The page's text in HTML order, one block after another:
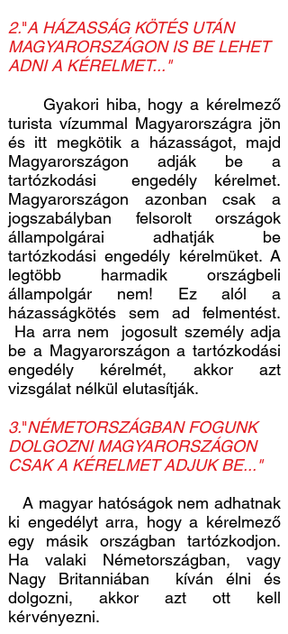
2."A HÁZASSÁG KÖTÉS UTÁN
MAGYARORSZÁGON IS BE LEHET
ADNI A KÉRELMET..."
Gyakori hiba, hogy a kérelmező
turista vízummal Magyarországra jön
és itt megkötik a házasságot, majd
Magyarországon adják be a
tartózkodási engedély kérelmet.
Magyarországon azonban csak a
jogszabályban felsorolt országok
állampolgárai adhatják be
tartózkodási engedély kérelmüket. A
legtöbb harmadik országbeli
állampolgár nem! Ez alól a
házasságkötés sem ad felmentést.
Ha arra nem jogosult személy adja
be a Magyarországon a tartózkodási
engedély kérelmét, akkor azt
vizsgálat nélkül elutasítják.
3."NÉMETORSZÁGBAN FOGUNK
DOLGOZNI MAGYARORSZÁGON
CSAK A KÉRELMET ADJUK BE..."
A magyar hatóságok nem adhatnak
ki engedélyt arra, hogy a kérelmező
egy másik országban tartózkodjon.
Ha valaki Németországban, vagy
Nagy Britanniában kíván élni és
dolgozni, akkor azt ott kell
kérvényezni.